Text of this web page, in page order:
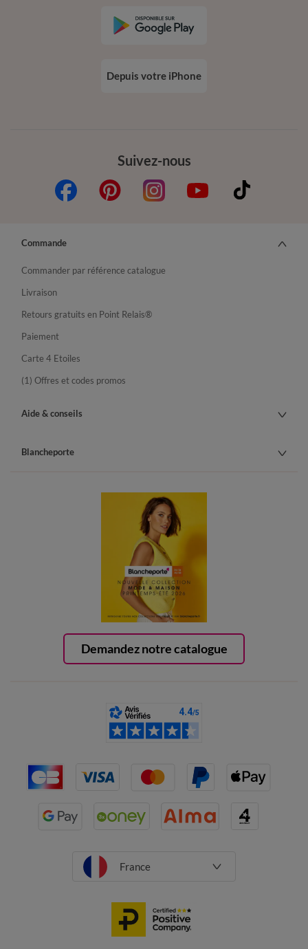
Suivez-nous
Depuis votre iPhone
Demandez notre catalogue
Commande
Commander par référence catalogue
Livraison
Retours gratuits en Point Relais®
Paiement
Carte 4 Etoiles
(1) Offres et codes promos
Aide & conseils
Blancheporte
France